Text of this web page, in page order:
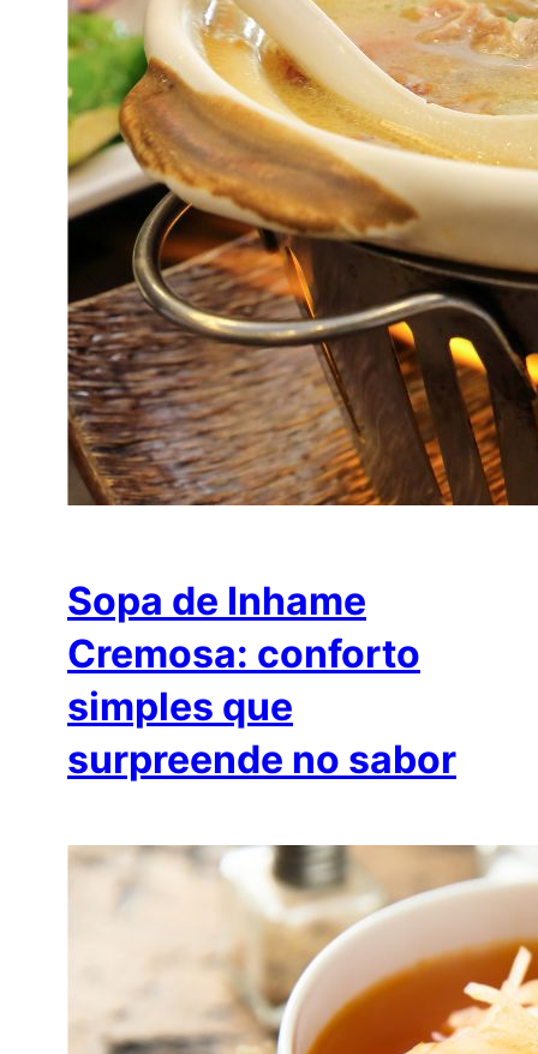
Sopa de Inhame
Cremosa: conforto
simples que
surpreende no sabor